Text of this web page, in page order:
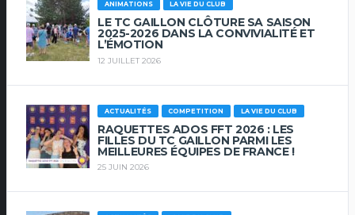
ANIMATIONS LA VIE DU CLUB
LE TC GAILLON CLÔTURE SA SAISON
2025-2026 DANS LA CONVIVIALITÉ ET
L’ÉMOTION
12 JUILLET 2026
ACTUALITÉS COMPETITION LA VIE DU CLUB
RAQUETTES ADOS FFT 2026 : LES
FILLES DU TC GAILLON PARMI LES
MEILLEURES ÉQUIPES DE FRANCE !
25 JUIN 2026